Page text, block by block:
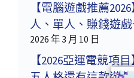
【電腦遊戲推薦
人、單人、賺錢遊
2026 年 3 月 10 日
【2026亞運電競項